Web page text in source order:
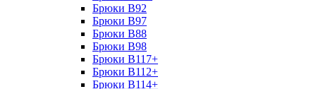
Брюки B92
Брюки B97
Брюки B88
Брюки B98
Брюки B117+
Брюки B112+
Брюки B114+